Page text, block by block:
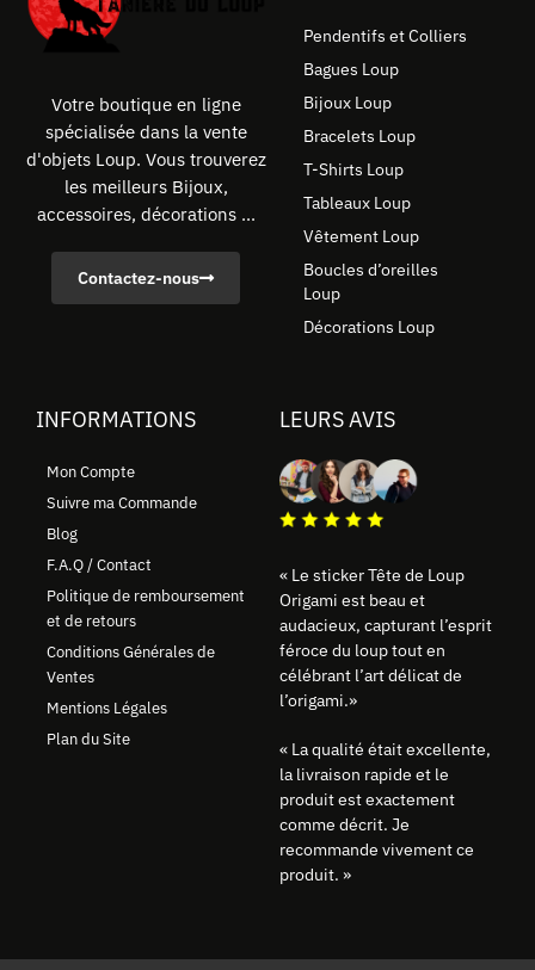
Votre boutique en ligne
spécialisée dans la vente
d'objets Loup. Vous trouverez
les meilleurs Bijoux,
accessoires, décorations ...
Contactez-nous
Pendentifs et Colliers
Bagues Loup
Bijoux Loup
Bracelets Loup
T-Shirts Loup
Tableaux Loup
Vêtement Loup
Boucles d’oreilles
Loup
Décorations Loup
INFORMATIONS
Mon Compte
Suivre ma Commande
Blog
F.A.Q / Contact
Politique de remboursement
et de retours
Conditions Générales de
Ventes
Mentions Légales
Plan du Site
LEURS AVIS
« Le sticker Tête de Loup
Origami est beau et
audacieux, capturant l’esprit
féroce du loup tout en
célébrant l’art délicat de
l’origami.»
« La qualité était excellente,
la livraison rapide et le
produit est exactement
comme décrit. Je
recommande vivement ce
produit. »